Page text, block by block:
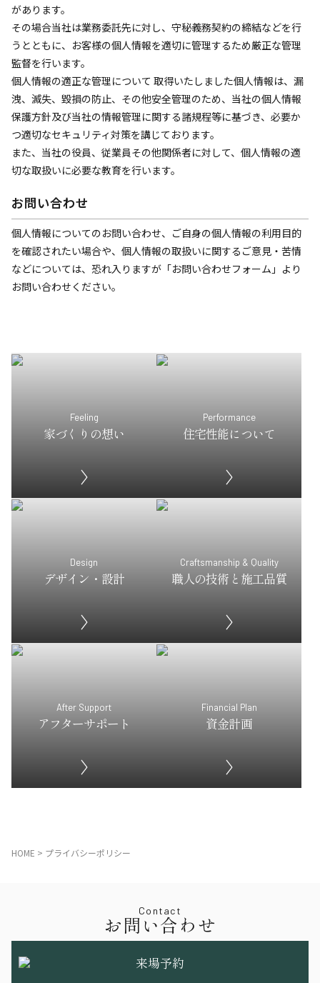
があります。
その場合当社は業務委託先に対し、守秘義務契約の締結などを行
うとともに、お客様の個人情報を適切に管理するため厳正な管理
監督を行います。
個人情報の適正な管理について 取得いたしました個人情報は、漏
洩、滅失、毀損の防止、その他安全管理のため、当社の個人情報
保護方針及び当社の情報管理に関する諸規程等に基づき、必要か
つ適切なセキュリティ対策を講じております。
また、当社の役員、従業員その他関係者に対して、個人情報の適
切な取扱いに必要な教育を行います。
お問い合わせ
個人情報についてのお問い合わせ、ご自身の個人情報の利用目的
を確認されたい場合や、個人情報の取扱いに関するご意見・苦情
などについては、恐れ入りますが「お問い合わせフォーム」より
お問い合わせください。
Feeling
家づくりの想い
Performance
住宅性能について
Design
デザイン・設計
Craftsmanship & Quality
職人の技術と施工品質
After Support
アフターサポート
Financial Plan
資金計画
HOME > プライバシーポリシー
Contact
お問い合わせ
来場予約